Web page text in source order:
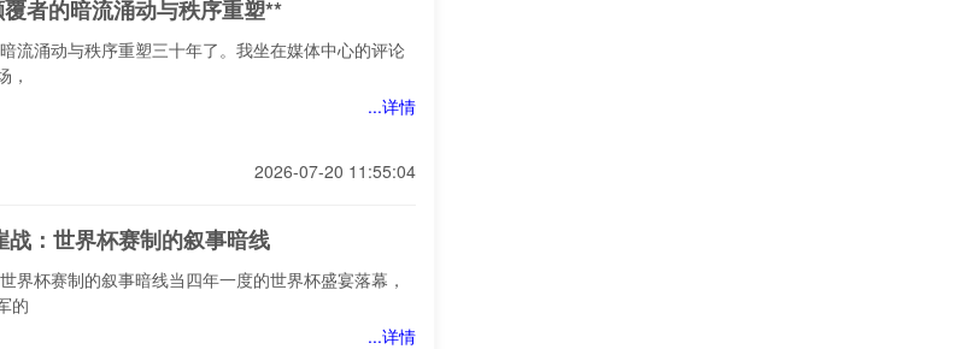
者的暗流涌动与秩序重塑**
流涌动与秩序重塑三十年了。我坐在媒体中心的评论
，
...详情
2026-07-20 11:55:04
：世界杯赛制的叙事暗线
界杯赛制的叙事暗线当四年一度的世界杯盛宴落幕，
的
...详情